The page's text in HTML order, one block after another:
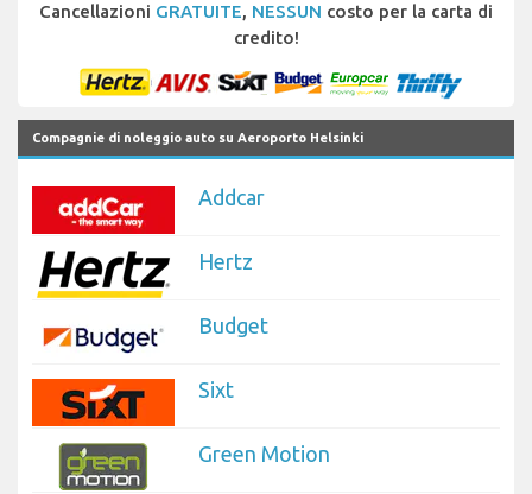
Cancellazioni GRATUITE, NESSUN costo per la carta di
credito!
Compagnie di noleggio auto su Aeroporto Helsinki
Addcar
Hertz
Budget
Sixt
Green Motion